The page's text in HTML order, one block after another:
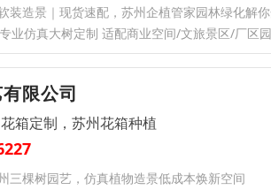
装造景｜现货速配，苏州企植管家园林绿化解
业仿真大树定制 适配商业空间/文旅景区/厂区
限公司
箱定制，苏州花箱种植
三棵树园艺，仿真植物造景低成本焕新空间